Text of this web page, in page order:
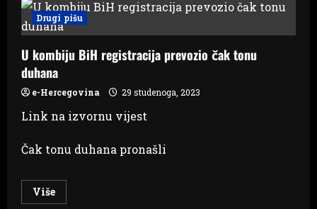
švercao
duhan,
slijedi
kaznena
prijava
Drugi pišu
U kombiju BiH registracija prevozio čak tonu
duhana
e-Hercegovina 29 studenoga, 2023
Link na izvornu vijest
Čak tonu duhana pronašli
VišeRead
more